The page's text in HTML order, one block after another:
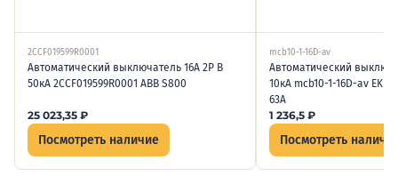
2CCF019599R0001
Автоматический выключатель 16А 2P B
50кА 2CCF019599R0001 ABB S800
25 023,35 ₽
Посмотреть наличие
mcb10-1-16D-av
Автоматический
10кА mcb10-1-16D-av EKF
63А
1 236,5 ₽
Посмотреть